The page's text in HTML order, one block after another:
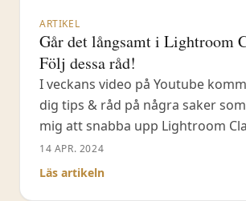
ARTIKEL
Går det långsamt i Lightroom
Följ dessa råd!
I veckans video på Youtube
dig tips & råd på några saker
mig att snabba upp Lightroom
något nytt workflow då, utan vad
kan göra för att Lightroom Classic
14 APR. 2024
Läs artikeln